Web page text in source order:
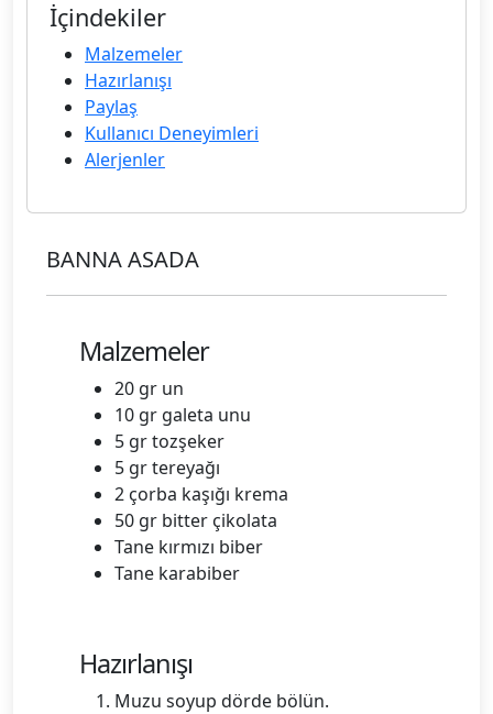
İçindekiler
Malzemeler
Hazırlanışı
Paylaş
Kullanıcı Deneyimleri
Alerjenler
BANNA ASADA
Malzemeler
20 gr un
10 gr galeta unu
5 gr tozşeker
5 gr tereyağı
2 çorba kaşığı krema
50 gr bitter çikolata
Tane kırmızı biber
Tane karabiber
Hazırlanışı
Muzu soyup dörde bölün.